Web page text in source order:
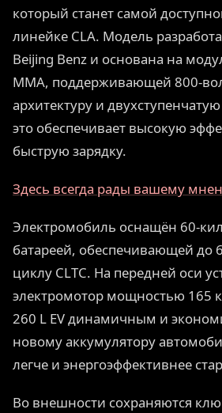
который станет самой
линейке CLA. Модель
Beijing Benz и основана на
MMA, поддерживающей 800-
архитектуру и
это обеспечивает высокую
быструю зарядку.
Здесь всегда рады вашему
Электромобиль оснащён 60-
батареей, обеспечивающей до
циклу CLTC. На передней оси
электромотор мощностью 165
260 L EV динамичным и
новому аккумулятору
легче и энергоэффективнее
Во внешности сохраняются